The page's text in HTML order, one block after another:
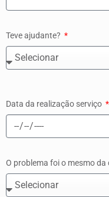
Teve ajudante?
Data da realização serviço
O problema foi o mesmo